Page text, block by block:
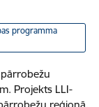
programma
Projekts LLI-